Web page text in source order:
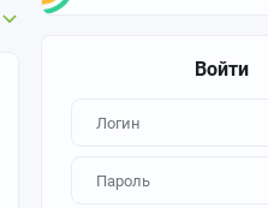
Войти